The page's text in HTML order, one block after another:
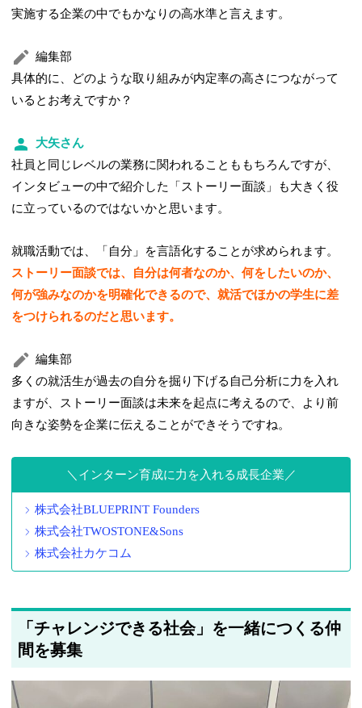
実施する企業の中でもかなりの高水準と言えます。
編集部
具体的に、どのような取り組みが内定率の高さにつながって
いるとお考えですか？
大矢さん
社員と同じレベルの業務に関われることももちろんですが、
インタビューの中で紹介した「ストーリー面談」も大きく役
に立っているのではないかと思います。
就職活動では、「自分」を言語化することが求められます。
ストーリー面談では、自分は何者なのか、何をしたいのか、
何が強みなのかを明確化できるので、就活でほかの学生に差
をつけられるのだと思います。
編集部
多くの就活生が過去の自分を掘り下げる自己分析に力を入れ
ますが、ストーリー面談は未来を起点に考えるので、より前
向きな姿勢を企業に伝えることができそうですね。
インターン育成に力を入れる成長企業
株式会社BLUEPRINT Founders
株式会社TWOSTONE&Sons
株式会社カケコム
「チャレンジできる社会」を一緒につくる仲
間を募集